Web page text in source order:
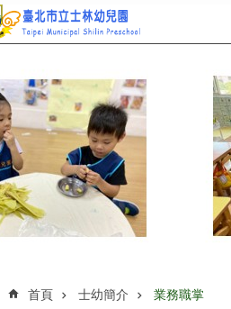
首頁 士幼簡介 業務職掌